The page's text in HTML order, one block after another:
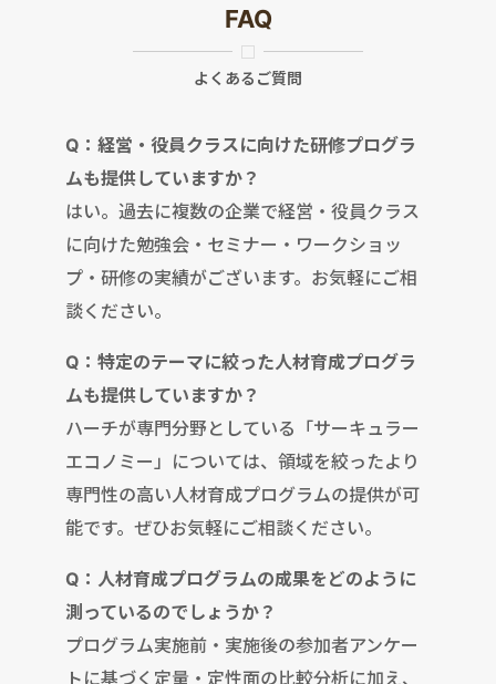
FAQ
よくあるご質問
Q：経営・役員クラスに向けた研修プログラ
ムも提供していますか？
はい。過去に複数の企業で経営・役員クラス
に向けた勉強会・セミナー・ワークショッ
プ・研修の実績がございます。お気軽にご相
談ください。
Q：特定のテーマに絞った人材育成プログラ
ムも提供していますか？
ハーチが専門分野としている「サーキュラー
エコノミー」については、領域を絞ったより
専門性の高い人材育成プログラムの提供が可
能です。ぜひお気軽にご相談ください。
Q：人材育成プログラムの成果をどのように
測っているのでしょうか？
プログラム実施前・実施後の参加者アンケー
トに基づく定量・定性面の比較分析に加え、